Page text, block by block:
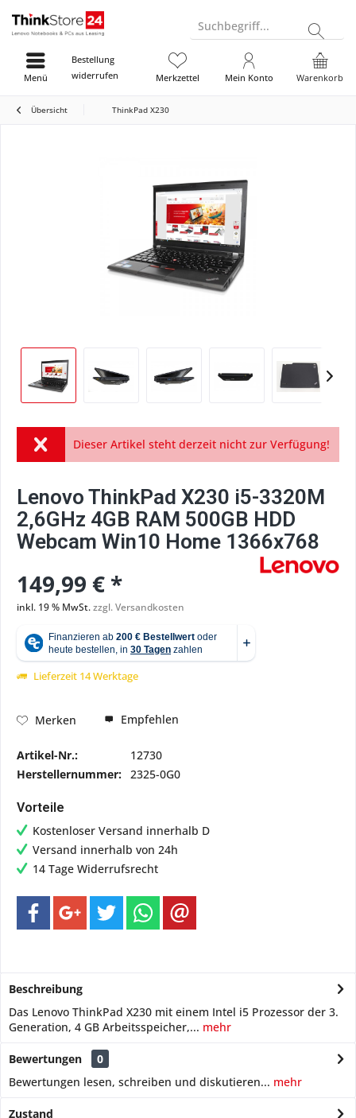
Suchbegriff...
Bestellung
widerrufen
Warenkorb
Merkzettel Mein Konto
Menü
Übersicht ThinkPad X230
Dieser Artikel steht derzeit nicht zur Verfügung!
Lenovo ThinkPad X230 i5-3320M
2,6GHz 4GB RAM 500GB HDD
Webcam Win10 Home 1366x768
149,99 € *
inkl. 19 % MwSt.zzgl. Versandkosten
Lieferzeit 14 Werktage
Merken Empfehlen
Artikel-Nr.:
12730
Herstellernummer: 2325-0G0
Vorteile
Kostenloser Versand innerhalb D
Versand innerhalb von 24h
14 Tage Widerrufsrecht
Beschreibung
Das Lenovo ThinkPad X230 mit einem Intel i5 Prozessor der 3.
Generation, 4 GB Arbeitsspeicher,... mehr
Bewertungen
0
Bewertungen lesen, schreiben und diskutieren... mehr
Zustand